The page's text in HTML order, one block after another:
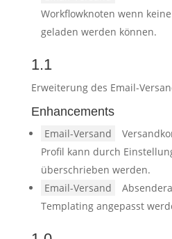
Workflowknoten wenn
geladen werden können.
1.1
Erweiterung des Email-
Enhancements
Email-Versand
Profil kann durch
überschrieben werden.
Email-Versand
Templating angepasst